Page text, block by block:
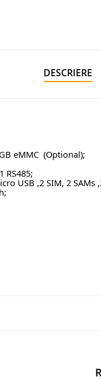
DESCRIERE
eMMC (Optional);
RS485;
USB ,2 SIM, 2 SAMs